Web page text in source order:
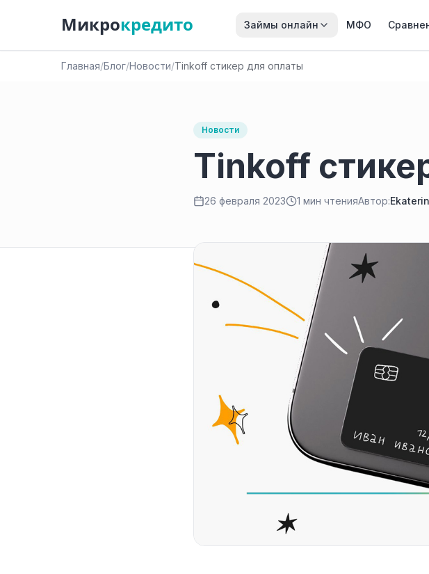
Микрокредито Займы онлайн МФО
Главная/Блог/Новости/Tinkoff стикер для оплаты
Новости
Tinkoff
26 февраля 2023 1 мин чтенияАвтор: